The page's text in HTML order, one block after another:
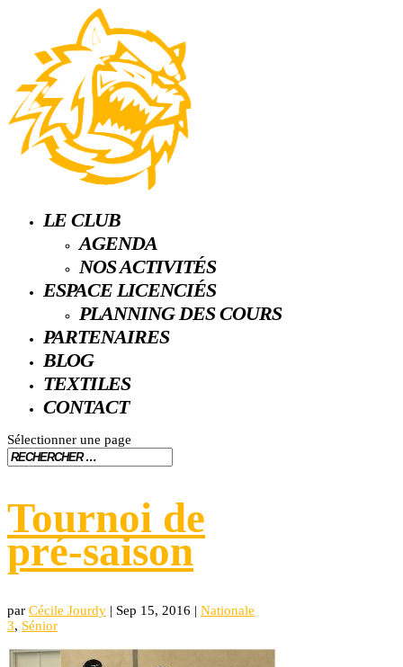
LE CLUB
AGENDA
NOS ACTIVITÉS
ESPACE LICENCIÉS
PLANNING DES COURS
PARTENAIRES
BLOG
TEXTILES
CONTACT
Sélectionner une page
Tournoi de
pré-saison
par Cécile Jourdy | Sep 15, 2016 | Nationale
3, Sénior